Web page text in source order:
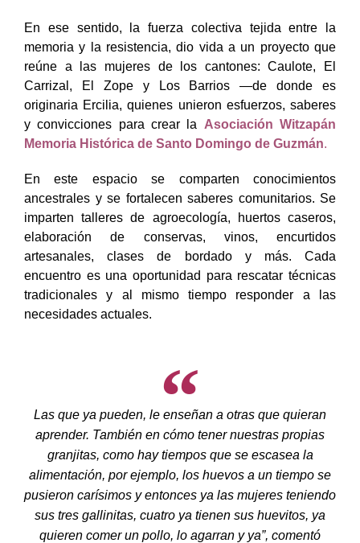
En ese sentido, la fuerza colectiva tejida entre la
memoria y la resistencia, dio vida a un proyecto que
reúne a las mujeres de los cantones: Caulote, El
Carrizal, El Zope y Los Barrios —de donde es
originaria Ercilia, quienes unieron esfuerzos, saberes
y convicciones para crear la Asociación Witzapán
Memoria Histórica de Santo Domingo de Guzmán.
En este espacio se comparten conocimientos
ancestrales y se fortalecen saberes comunitarios. Se
imparten talleres de agroecología, huertos caseros,
elaboración de conservas, vinos, encurtidos
artesanales, clases de bordado y más. Cada
encuentro es una oportunidad para rescatar técnicas
tradicionales y al mismo tiempo responder a las
necesidades actuales.
Las que ya pueden, le enseñan a otras que quieran
aprender. También en cómo tener nuestras propias
granjitas, como hay tiempos que se escasea la
alimentación, por ejemplo, los huevos a un tiempo se
pusieron carísimos y entonces ya las mujeres teniendo
sus tres gallinitas, cuatro ya tienen sus huevitos, ya
quieren comer un pollo, lo agarran y ya”, comentó